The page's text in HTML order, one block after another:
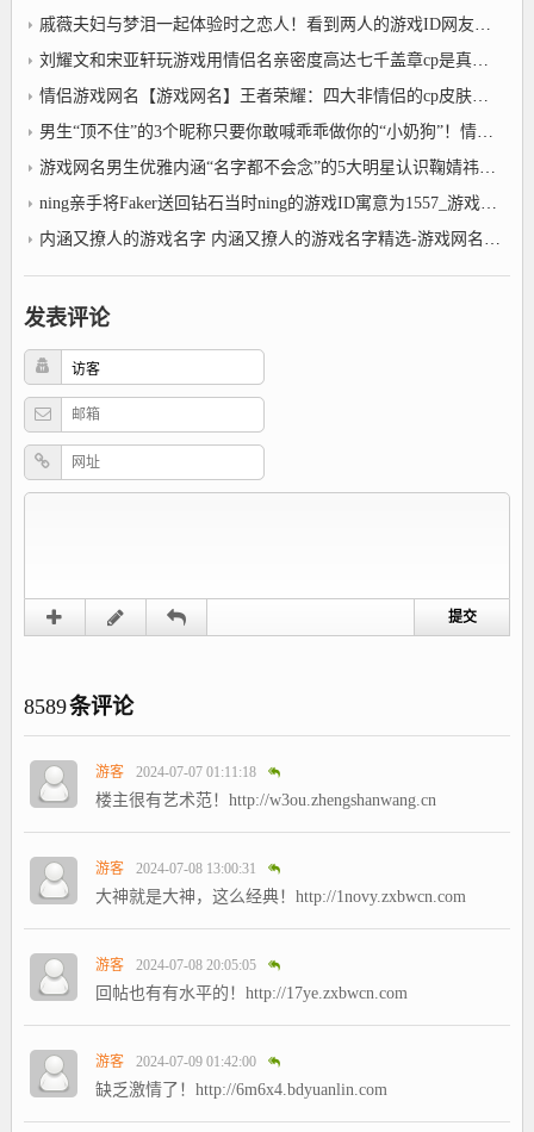
戚薇夫妇与梦泪一起体验时之恋人！看到两人的游戏ID网友愣了！情侣游戏网名
刘耀文和宋亚轩玩游戏用情侣名亲密度高达七千盖章cp是真的情侣游戏网名
情侣游戏网名【游戏网名】王者荣耀：四大非情侣的cp皮肤大多数人只知道前面两对！
男生“顶不住”的3个昵称只要你敢喊乖乖做你的“小奶狗”！情侣游戏网名
游戏网名男生优雅内涵“名字都不会念”的5大明星认识鞠婧祎还行全读对的是牛人
ning亲手将Faker送回钻石当时ning的游戏ID寓意为1557_游戏网名男生优雅内涵
内涵又撩人的游戏名字 内涵又撩人的游戏名字精选-游戏网名男生优雅内涵
发表评论
8589条评论
游客 2024-07-07 01:11:18
楼主很有艺术范！http://w3ou.zhengshanwang.cn
游客 2024-07-08 13:00:31
大神就是大神，这么经典！http://1novy.zxbwcn.com
游客 2024-07-08 20:05:05
回帖也有有水平的！http://17ye.zxbwcn.com
游客 2024-07-09 01:42:00
缺乏激情了！http://6m6x4.bdyuanlin.com